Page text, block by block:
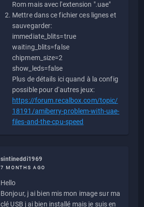
Rom mais avec l'extension ".uae"
Mettre dans ce fichier ces lignes et
sauvegarder:
immediate_blits=true
waiting_blits=false
chipmem_size=2
show_leds=false
Plus de détails ici quand à la config
possible pour d'autres jeux:
https://forum.recalbox.com/topic/
18191/amiberry-problem-with-uae-
files-and-the-cpu-speed
sintineddi1969
7 MONTHS AGO
Hello
Bonjour, j ai bien mis mon image sur ma
clé USB j ai bien installé mais je suis en